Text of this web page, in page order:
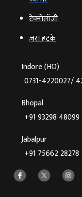
टेक्‍नोलॉजी
ज़रा हटके
Indore (HO)
0731-4220027/
Bhopal
+91 93298 48099
Jabalpur
+91 75662 28278